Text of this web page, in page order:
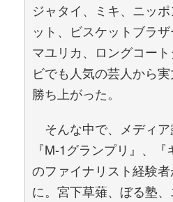
ジャタイ、ミキ、ニッ
ット、ビスケットブラザ
マユリカ、ロングコー
ビでも人気の芸人から
勝ち上がった。
そんな中で、メディ
『M-1グランプリ』、『
のファイナリスト経験
に。宮下草薙、ぼる塾